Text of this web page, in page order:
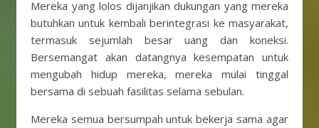
Mereka yang lolos dijanjikan dukungan yang mereka
butuhkan untuk kembali berintegrasi ke masyarakat,
termasuk sejumlah besar uang dan koneksi.
Bersemangat akan datangnya kesempatan untuk
mengubah hidup mereka, mereka mulai tinggal
bersama di sebuah fasilitas selama sebulan.
Mereka semua bersumpah untuk bekerja sama agar